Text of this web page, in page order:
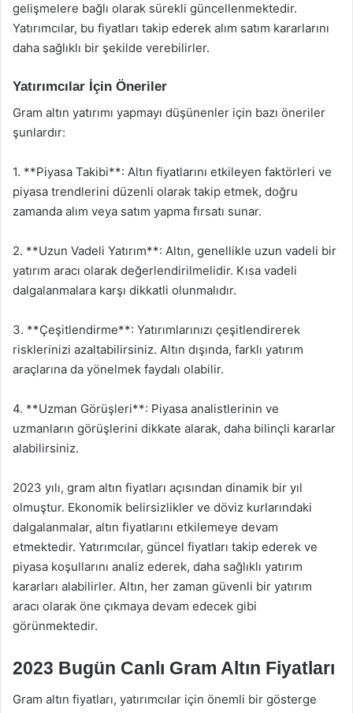
gelişmelere bağlı olarak sürekli güncellenmektedir.
Yatırımcılar, bu fiyatları takip ederek alım satım kararlarını
daha sağlıklı bir şekilde verebilirler.
Yatırımcılar İçin Öneriler
Gram altın yatırımı yapmayı düşünenler için bazı öneriler
şunlardır:
1. **Piyasa Takibi**: Altın fiyatlarını etkileyen faktörleri ve
piyasa trendlerini düzenli olarak takip etmek, doğru
zamanda alım veya satım yapma fırsatı sunar.
2. **Uzun Vadeli Yatırım**: Altın, genellikle uzun vadeli bir
yatırım aracı olarak değerlendirilmelidir. Kısa vadeli
dalgalanmalara karşı dikkatli olunmalıdır.
3. **Çeşitlendirme**: Yatırımlarınızı çeşitlendirerek
risklerinizi azaltabilirsiniz. Altın dışında, farklı yatırım
araçlarına da yönelmek faydalı olabilir.
4. **Uzman Görüşleri**: Piyasa analistlerinin ve
uzmanların görüşlerini dikkate alarak, daha bilinçli kararlar
alabilirsiniz.
2023 yılı, gram altın fiyatları açısından dinamik bir yıl
olmuştur. Ekonomik belirsizlikler ve döviz kurlarındaki
dalgalanmalar, altın fiyatlarını etkilemeye devam
etmektedir. Yatırımcılar, güncel fiyatları takip ederek ve
piyasa koşullarını analiz ederek, daha sağlıklı yatırım
kararları alabilirler. Altın, her zaman güvenli bir yatırım
aracı olarak öne çıkmaya devam edecek gibi
görünmektedir.
2023 Bugün Canlı Gram Altın Fiyatları
Gram altın fiyatları, yatırımcılar için önemli bir gösterge